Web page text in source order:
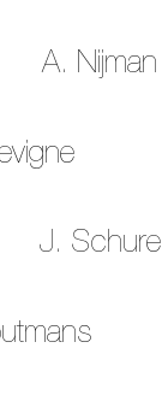
A. Nijman
J. Schure